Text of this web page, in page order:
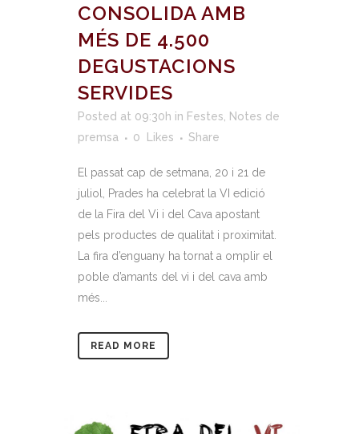
CONSOLIDA AMB
MÉS DE 4.500
DEGUSTACIONS
SERVIDES
Posted at 09:30h in Festes
Notes de
premsa
0 Likes Share
El passat cap de setmana, 20 i 21 de
juliol, Prades ha celebrat la VI edició
de la Fira del Vi i del Cava apostant
pels productes de qualitat i proximitat.
La fira d’enguany ha tornat a omplir el
poble d’amants del vi i del cava amb
més...
READ MORE